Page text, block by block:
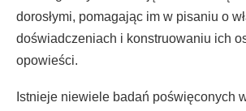
dorosłymi, pomagając im w pisaniu o
doświadczeniach i konstruowaniu ich
opowieści.
Istnieje niewiele badań poświęconych